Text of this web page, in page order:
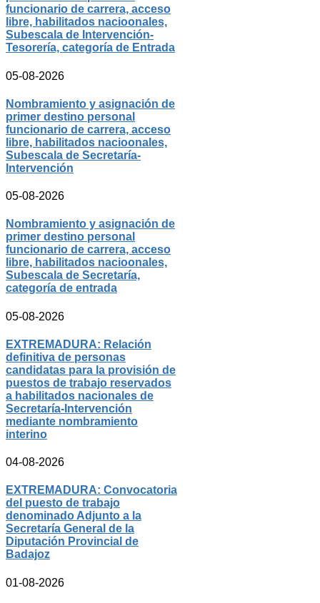
funcionario de carrera, acceso
libre, habilitados nacioonales,
Subescala de Intervención-
Tesorería, categoría de Entrada
05-08-2026
Nombramiento y asignación de
primer destino personal
funcionario de carrera, acceso
libre, habilitados nacioonales,
Subescala de Secretaría-
Intervención
05-08-2026
Nombramiento y asignación de
primer destino personal
funcionario de carrera, acceso
libre, habilitados nacioonales,
Subescala de Secretaría,
categoría de entrada
05-08-2026
EXTREMADURA: Relación
definitiva de personas
candidatas para la provisión de
puestos de trabajo reservados
a habilitados nacionales de
Secretaría-Intervención
mediante nombramiento
interino
04-08-2026
EXTREMADURA: Convocatoria
del puesto de trabajo
denominado Adjunto a la
Secretaría General de la
Diputación Provincial de
Badajoz
01-08-2026